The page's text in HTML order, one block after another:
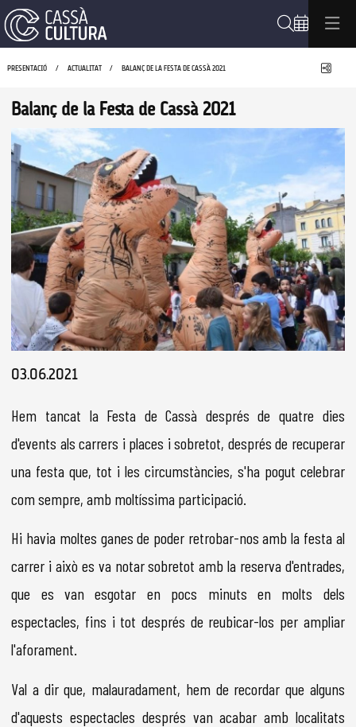
PRESENTACIÓ ACTUALITAT BALANÇ DE LA FESTA DE CASSÀ 2021
Balanç de la Festa de Cassà 2021
03.06.2021
Hem tancat la Festa de Cassà després de quatre dies
d'events als carrers i places i sobretot, després de recuperar
una festa que, tot i les circumstàncies, s'ha pogut celebrar
com sempre, amb moltíssima participació.
Hi havia moltes ganes de poder retrobar-nos amb la festa al
carrer i això es va notar sobretot amb la reserva d'entrades,
que es van esgotar en pocs minuts en molts dels
espectacles, fins i tot després de reubicar-los per ampliar
l'aforament.
Val a dir que, malauradament, hem de recordar que alguns
d'aquests espectacles després van acabar amb localitats